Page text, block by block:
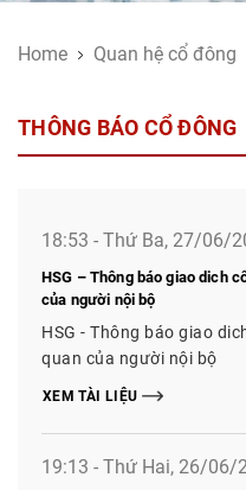
Home Quan hệ cổ đông
THÔNG BÁO CỔ ĐÔNG
18:53 - Thứ Ba, 27/06/
HSG – Thông báo giao dich
của người nội bộ
HSG - Thông báo giao
quan của người nội bộ
XEM TÀI LIỆU
19:13 - Thứ Hai, 26/06/